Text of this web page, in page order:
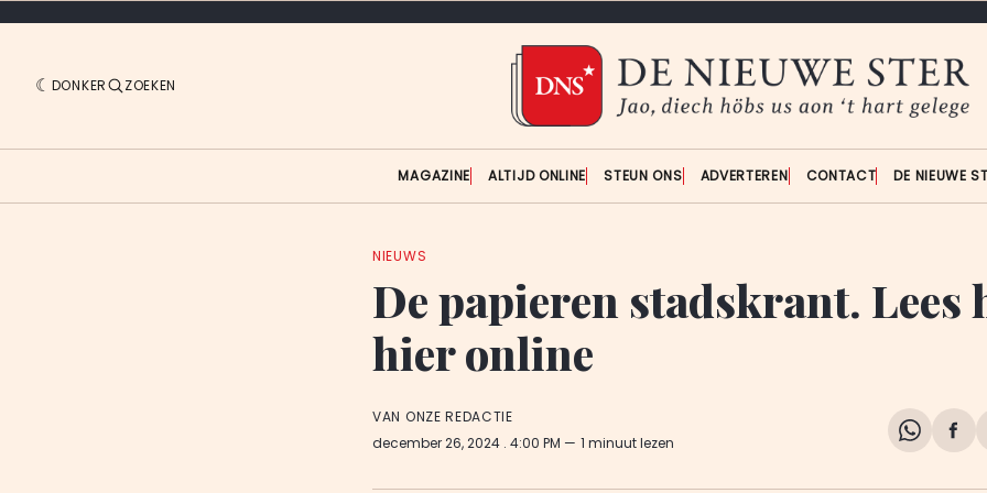
DONKER ZOEKEN
MAGAZINE ALTIJD ONLINE STEUN ONS ADVERTEREN CONTACT DE NIEUWE
NIEUWS
De papieren stadskrant. Lees
hier online
VAN ONZE REDACTIE
december 26, 2024 . 4:00 PM 1 minuut lezen
Share